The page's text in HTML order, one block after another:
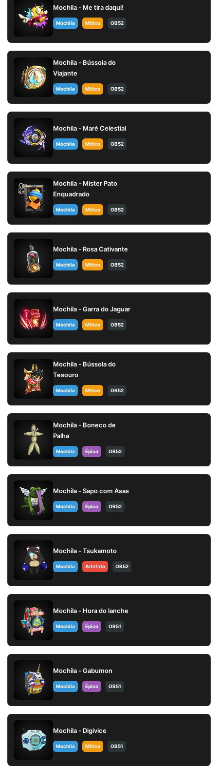
Mochila - Me tira daqui!
Mochila Mítico OB52
Mochila - Bússola do
Viajante
Mochila Mítico OB52
Mochila - Maré Celestial
Mochila Mítico OB52
Mochila - Mister Pato
Enquadrado
Mochila Mítico OB52
Mochila - Rosa Cativante
Mochila Mítico OB52
Mochila - Garra do Jaguar
Mochila Mítico OB52
Mochila - Bússola do
Tesouro
Mochila Mítico OB52
Mochila - Boneco de
Palha
Mochila Épico OB52
Mochila - Sapo com Asas
Mochila Épico OB52
Mochila - Tsukamoto
Mochila Artefato OB52
Mochila - Hora do lanche
Mochila Épico OB51
Mochila - Gabumon
Mochila Épico OB51
Mochila - Digivice
Mochila Mítico OB51